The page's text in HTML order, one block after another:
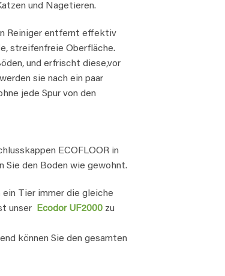
und Nagetieren.
Reiniger entfernt effektiv
streifenfreie Oberfläche.
und erfrischt diese,vor
sie nach ein paar
jede Spur von den
ECOFLOOR in
Sie den Boden wie gewohnt.
ein Tier immer die gleiche
unser
Ecodor UF2000 zu
können Sie den gesamten